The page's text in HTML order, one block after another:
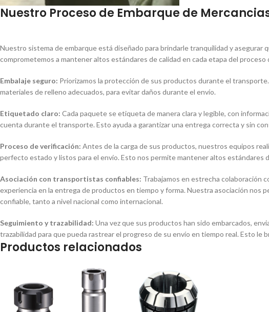
Nuestro Proceso de Embarque de
Nuestro sistema de embarque está diseñado para brindarle tranquilidad y
comprometemos a mantener altos estándares de calidad en cada etapa del
Embalaje seguro: Priorizamos la protección de sus productos durante el
materiales de relleno adecuados, para evitar daños durante el envío.
Etiquetado claro: Cada paquete se etiqueta de manera clara y legible, con
cuenta durante el transporte. Esto ayuda a garantizar una entrega correcta y sin
Proceso de verificación: Antes de la carga de sus productos, nuestros equipos
perfecto estado y listos para el envío. Esto nos permite mantener altos estándares
Asociación con transportistas confiables: Trabajamos en estrecha colaboración
experiencia en la entrega de productos en tiempo y forma. Nuestra asociación nos
confiable, tanto a nivel nacional como internacional.
Seguimiento y trazabilidad: Una vez que sus productos han sido embarcados,
trazabilidad para que pueda rastrear el progreso de su envío en tiempo real. Esto
Productos relacionados